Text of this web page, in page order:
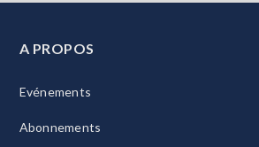
A PROPOS
Evénements
Abonnements